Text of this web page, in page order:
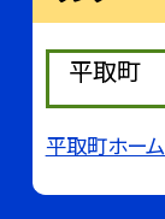
平取町
平取町ホー